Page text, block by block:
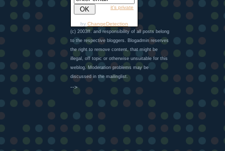
it's private
by ChangeDetection
(c) 2003ff. and responsibility of all posts belong
to the respective bloggers. Blogadmin reserves
the right to remove content, that might be
illegal, off topic or otherwise unsuitable for this
weblog. Moderation problems may be
discussed in the mailinglist.
-->